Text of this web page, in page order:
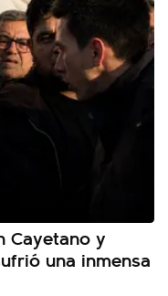
Cayetano y
una inmensa